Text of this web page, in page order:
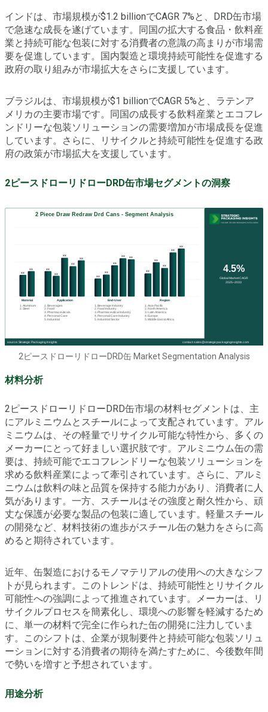
インドは、市場規模が$1.2 billionでCAGR 7%と、DRD缶市場
で急速な成長を遂げています。同国の拡大する食品・飲料産
業と持続可能な包装に対する消費者の意識の高まりが市場需
要を促進しています。国内製造と環境持続可能性を促進する
政府の取り組みが市場拡大をさらに支援しています。
ブラジルは、市場規模が$1 billionでCAGR 5%と、ラテンア
メリカの主要市場です。同国の成長する飲料産業とエコフレ
ンドリーな包装ソリューションの需要増加が市場成長を促進
しています。さらに、リサイクルと持続可能性を促進する政
府の政策が市場拡大を支援しています。
2ピースドローリドローDRD缶市場セグメントの洞察
2ピースドローリドローDRD缶 Market Segmentation Analysis
材料分析
2ピースドローリドローDRD缶市場の材料セグメントは、主
にアルミニウムとスチールによって支配されています。アル
ミニウムは、その軽量でリサイクル可能な特性から、多くの
メーカーにとって好ましい選択肢です。アルミニウム缶の需
要は、持続可能でエコフレンドリーな包装ソリューションを
求める飲料産業によって牽引されています。さらに、アルミ
ニウムは飲料の味と品質を保持する能力があり、消費者に人
気があります。一方、スチールはその強度と耐久性から、頑
丈な保護が必要な製品の包装に適しています。軽量スチール
の開発など、材料技術の進歩がスチール缶の魅力をさらに高
めると期待されています。
近年、缶製造におけるモノマテリアルの使用への大きなシフ
トが見られます。このトレンドは、持続可能性とリサイクル
可能性への強調によって推進されています。メーカーは、リ
サイクルプロセスを簡素化し、環境への影響を軽減するため
に、単一の材料で完全に作られた缶の開発に注力していま
す。このシフトは、企業が規制要件と持続可能な包装ソリュ
ーションに対する消費者の期待を満たすために、今後数年間
で勢いを増すと予想されています。
用途分析